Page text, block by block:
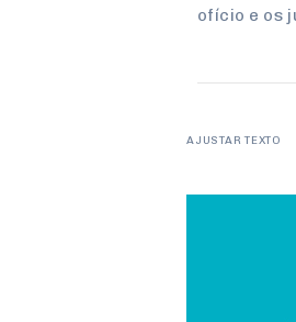
ofício e os
AJUSTAR TEXTO